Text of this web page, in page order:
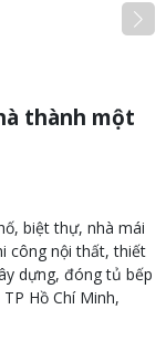
thành một
biệt thự, nhà mái
công nội thất, thiết
dựng, đóng tủ bếp
Hồ Chí Minh,